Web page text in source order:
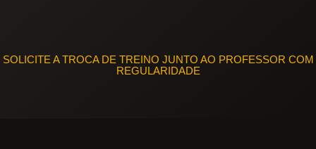
SOLICITE A TROCA DE TREINO JUNTO AO PROFESSOR COM
REGULARIDADE